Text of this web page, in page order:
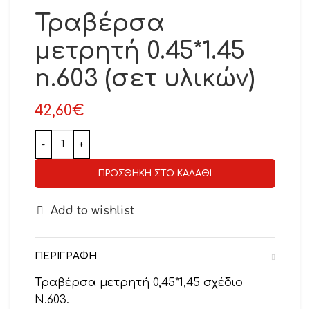
Τραβέρσα
μετρητή 0.45*1.45
n.603 (σετ υλικών)
42,60€
ΠΡΟΣΘΉΚΗ ΣΤΟ ΚΑΛΆΘΙ
Add to wishlist
ΠΕΡΙΓΡΑΦΉ
Τραβέρσα μετρητή 0,45*1,45 σχέδιο
Ν.603.